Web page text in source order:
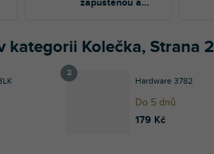
zapuštěnou a
kategorii Kolečka, Strana 2
Hardware 3782
Do 5 dnů
179 Kč